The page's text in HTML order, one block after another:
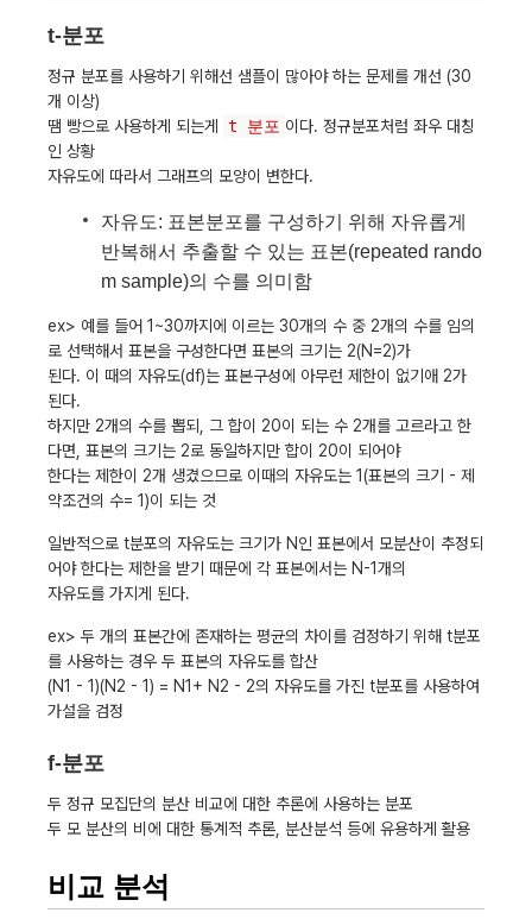
t-분포
정규 분포를 사용하기 위해선 샘플이 많아야 하는 문제를 개선 (30
개 이상)
땜 빵으로 사용하게 되는게
t 분포 이다. 정규분포처럼 좌우 대칭
인 상황
자유도에 따라서 그래프의 모양이 변한다.
자유도: 표본분포를 구성하기 위해 자유롭게
반복해서 추출할 수 있는 표본(repeated rando
m sample)의 수를 의미함
ex> 예를 들어 1~30까지에 이르는 30개의 수 중 2개의 수를 임의
로 선택해서 표본을 구성한다면 표본의 크기는 2(N=2)가
된다. 이 때의 자유도(df)는 표본구성에 아무런 제한이 없기애 2가
된다.
하지만 2개의 수를 뽑되, 그 합이 20이 되는 수 2개를 고르라고 한
다면, 표본의 크기는 2로 동일하지만 합이 20이 되어야
한다는 제한이 2개 생겼으므로 이때의 자유도는 1(표본의 크기 - 제
약조건의 수= 1)이 되는 것
일반적으로 t분포의 자유도는 크기가 N인 표본에서 모분산이 추정되
어야 한다는 제한을 받기 때문에 각 표본에서는 N-1개의
자유도를 가지게 된다.
ex> 두 개의 표본간에 존재하는 평균의 차이를 검정하기 위해 t분포
를 사용하는 경우 두 표본의 자유도를 합산
(N1 - 1)(N2 - 1) = N1+ N2 - 2의 자유도를 가진 t분포를 사용하여
가설을 검정
f-분포
두 정규 모집단의 분산 비교에 대한 추론에 사용하는 분포
두 모 분산의 비에 대한 통계적 추론, 분산분석 등에 유용하게 활용
비교 분석